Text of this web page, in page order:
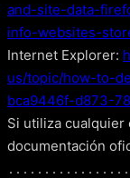
and-site-data-
info-websites-
Internet Explorer:
us/topic/how-to-
bca9446f-d873-
Si utiliza cualquier
documentación
. . . . . . . . . . . . . . . .